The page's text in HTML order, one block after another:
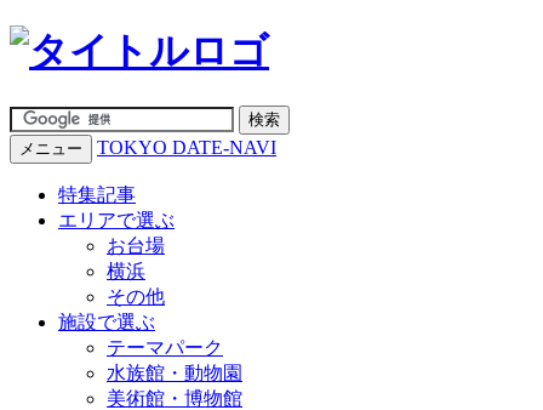
メニュー TOKYO DATE-NAVI
特集記事
エリアで選ぶ
お台場
横浜
その他
施設で選ぶ
テーマパーク
水族館・動物園
美術館・博物館